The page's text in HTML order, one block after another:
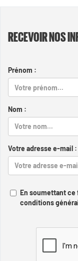
RECEVOIR NOS
Prénom :
Nom :
Votre adresse e-mail :
En soumettant ce
conditions